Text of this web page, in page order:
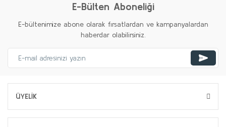
E-Bülten Aboneliği
E-bültenimize abone olarak fırsatlardan ve kampanyalardan
haberdar olabilirsiniz.
ÜYELİK